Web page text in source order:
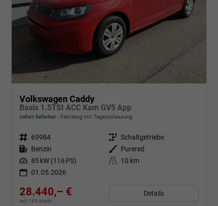
Volkswagen Caddy
Basis 1.5TSI ACC Kam GV5 App
sofort lieferbar Fahrzeug mit Tageszulassung
Fahrzeugnr. 69984 Getriebe Schaltgetriebe
Kraftstoff Benzin Außenfarbe
Purered
Leistung 85 kW (116 PS) Kilometerstand
10 km
01.05.2026
28.440,– €
incl. 19% MwSt.
Details